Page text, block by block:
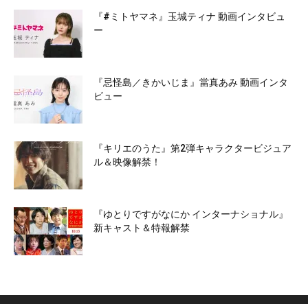
『#ミトヤマネ』玉城ティナ 動画インタビュ
ー
『忌怪島／きかいじま』當真あみ 動画インタ
ビュー
『キリエのうた』第2弾キャラクタービジュア
ル＆映像解禁！
『ゆとりですがなにか インターナショナル』
新キャスト＆特報解禁